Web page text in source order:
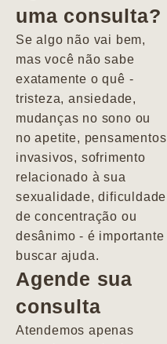
uma consulta?
Se algo não vai bem,
mas você não sabe
exatamente o quê -
tristeza, ansiedade,
mudanças no sono ou
no apetite, pensamentos
invasivos, sofrimento
relacionado à sua
sexualidade, dificuldade
de concentração ou
desânimo - é importante
buscar ajuda.
Agende sua
consulta
Atendemos apenas